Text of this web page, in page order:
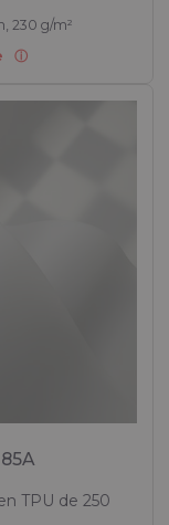
230 g/m²
TPU de 250